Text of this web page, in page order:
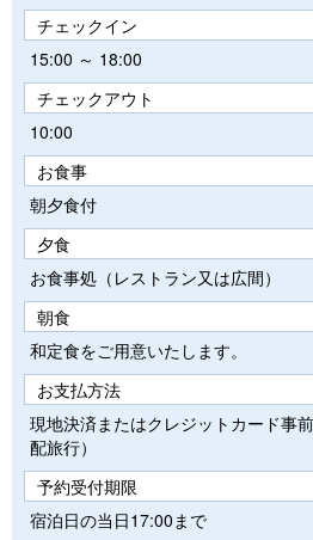
チェックイン
15:00 ～ 18:00
チェックアウト
10:00
お食事
朝夕食付
夕食
お食事処（レストラン又は広間）
朝食
和定食をご用意いたします。
お支払方法
現地決済またはクレジットカード事
配旅行）
予約受付期限
宿泊日の当日17:00まで